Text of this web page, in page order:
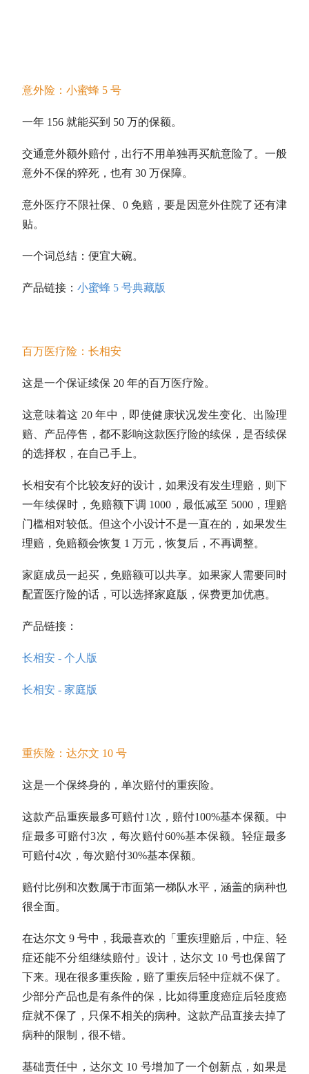
意外险：小蜜蜂 5 号
一年 156 就能买到 50 万的保额。
交通意外额外赔付，出行不用单独再买航意险了。一般
意外不保的猝死，也有 30 万保障。
意外医疗不限社保、0 免赔，要是因意外住院了还有津
贴。
一个词总结：便宜大碗。
产品链接： 小蜜蜂 5 号典藏版
百万医疗险：长相安
这是一个保证续保 20 年的百万医疗险。
这意味着这 20 年中，即使健康状况发生变化、出险理
赔、产品停售，都不影响这款医疗险的续保，是否续保
的选择权，在自己手上。
长相安有个比较友好的设计，如果没有发生理赔，则下
一年续保时，免赔额下调 1000，最低减至 5000，理赔
门槛相对较低。但这个小设计不是一直在的，如果发生
理赔，免赔额会恢复 1 万元，恢复后，不再调整。
家庭成员一起买，免赔额可以共享。如果家人需要同时
配置医疗险的话，可以选择家庭版，保费更加优惠。
产品链接：
长相安 - 个人版
长相安 - 家庭版
重疾险：达尔文 10 号
这是一个保终身的，单次赔付的重疾险。
这款产品重疾最多可赔付1次，赔付100%基本保额。中
症最多可赔付3次，每次赔付60%基本保额。轻症最多
可赔付4次，每次赔付30%基本保额。
赔付比例和次数属于市面第一梯队水平，涵盖的病种也
很全面。
在达尔文 9 号中，我最喜欢的「重疾理赔后，中症、轻
症还能不分组继续赔付」设计，达尔文 10 号也保留了
下来。现在很多重疾险，赔了重疾后轻中症就不保了。
少部分产品也是有条件的保，比如得重度癌症后轻度癌
症就不保了，只保不相关的病种。这款产品直接去掉了
病种的限制，很不错。
基础责任中，达尔文 10 号增加了一个创新点，如果是